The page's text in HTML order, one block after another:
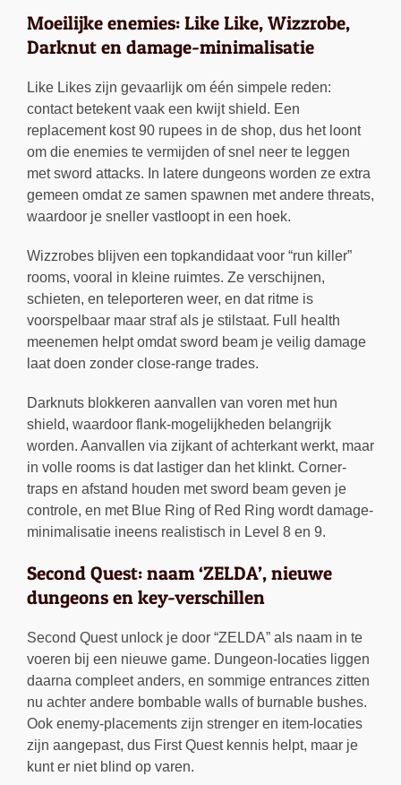
Moeilijke enemies: Like Like, Wizzrobe,
Darknut en damage-minimalisatie
Like Likes zijn gevaarlijk om één simpele reden:
contact betekent vaak een kwijt shield. Een
replacement kost 90 rupees in de shop, dus het loont
om die enemies te vermijden of snel neer te leggen
met sword attacks. In latere dungeons worden ze extra
gemeen omdat ze samen spawnen met andere threats,
waardoor je sneller vastloopt in een hoek.
Wizzrobes blijven een topkandidaat voor “run killer”
rooms, vooral in kleine ruimtes. Ze verschijnen,
schieten, en teleporteren weer, en dat ritme is
voorspelbaar maar straf als je stilstaat. Full health
meenemen helpt omdat sword beam je veilig damage
laat doen zonder close-range trades.
Darknuts blokkeren aanvallen van voren met hun
shield, waardoor flank-mogelijkheden belangrijk
worden. Aanvallen via zijkant of achterkant werkt, maar
in volle rooms is dat lastiger dan het klinkt. Corner-
traps en afstand houden met sword beam geven je
controle, en met Blue Ring of Red Ring wordt damage-
minimalisatie ineens realistisch in Level 8 en 9.
Second Quest: naam ‘ZELDA’, nieuwe
dungeons en key-verschillen
Second Quest unlock je door “ZELDA” als naam in te
voeren bij een nieuwe game. Dungeon-locaties liggen
daarna compleet anders, en sommige entrances zitten
nu achter andere bombable walls of burnable bushes.
Ook enemy-placements zijn strenger en item-locaties
zijn aangepast, dus First Quest kennis helpt, maar je
kunt er niet blind op varen.